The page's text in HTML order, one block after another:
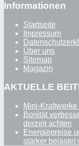
Informationen
Startseite
Impressum
Über uns
Sitemap
Magazin
AKTUELLE
Mini-
Bonität
derzeit achten
Energiepreise
stärker belastet